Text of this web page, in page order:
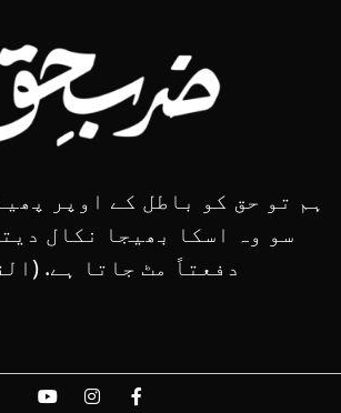
ہم تو حق کو باطل کے اوپر
سو وہ اسکا بھیجا نکال
دفعتاً مٹ جاتا ہے.